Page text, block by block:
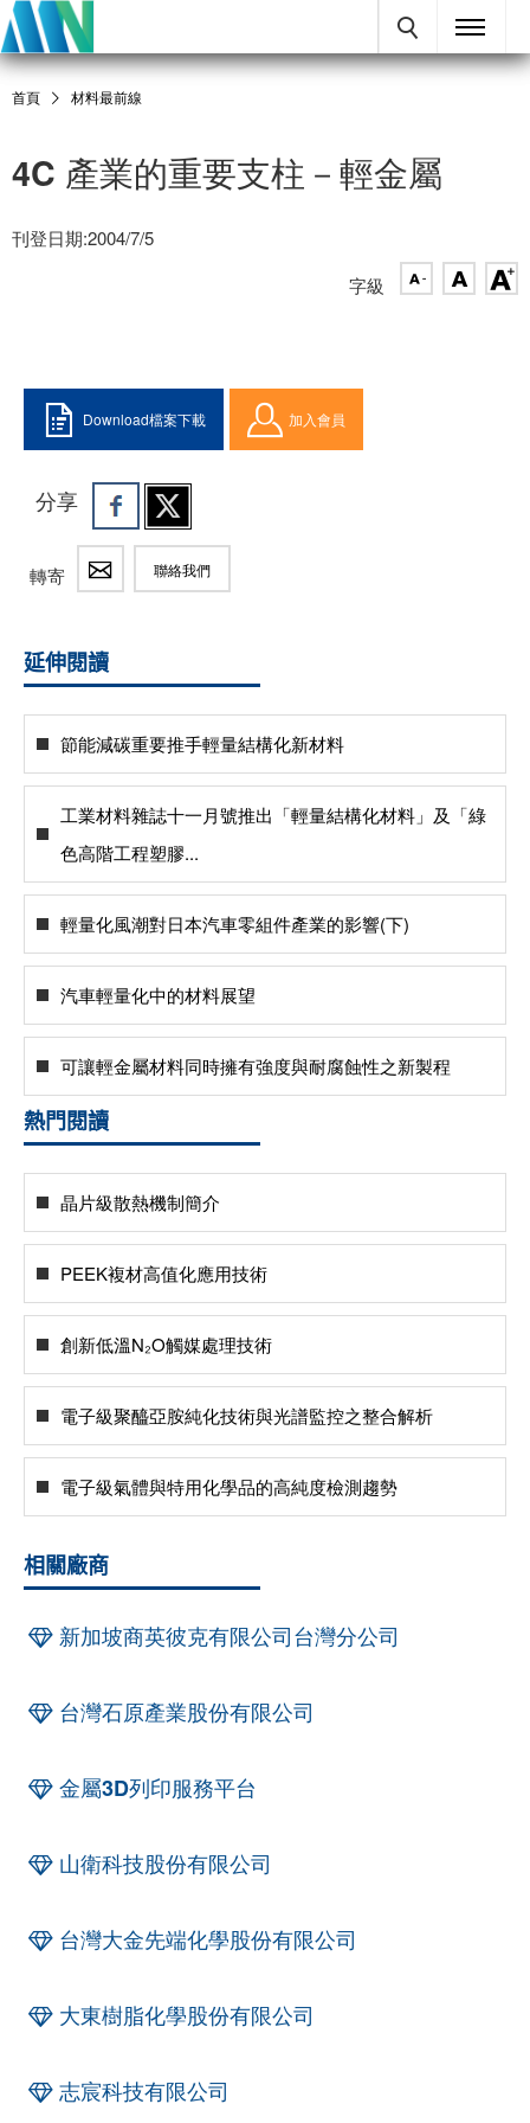
首頁 材料最前線
4C 產業的重要支柱－輕金屬
刊登日期:2004/7/5
字級
Download檔案下載 加入會員
分享
轉寄 聯絡我們
延伸閱讀
節能減碳重要推手輕量結構化新材料
工業材料雜誌十一月號推出「輕量結構化材料」及「綠
色高階工程塑膠...
輕量化風潮對日本汽車零組件產業的影響(下)
汽車輕量化中的材料展望
可讓輕金屬材料同時擁有強度與耐腐蝕性之新製程
熱門閱讀
晶片級散熱機制簡介
PEEK複材高值化應用技術
創新低溫N₂O觸媒處理技術
電子級聚醯亞胺純化技術與光譜監控之整合解析
電子級氣體與特用化學品的高純度檢測趨勢
相關廠商
新加坡商英彼克有限公司台灣分公司
台灣石原產業股份有限公司
金屬3D列印服務平台
山衛科技股份有限公司
台灣大金先端化學股份有限公司
大東樹脂化學股份有限公司
志宸科技有限公司